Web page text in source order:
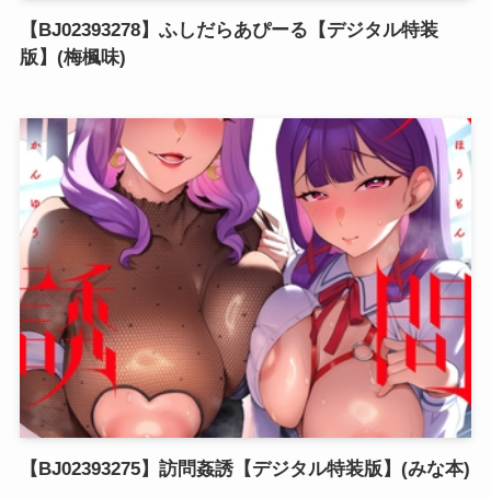
【BJ02393278】ふしだらあぴーる【デジタル特装
版】(梅楓味)
【BJ02393275】訪問姦誘【デジタル特装版】(みな本)